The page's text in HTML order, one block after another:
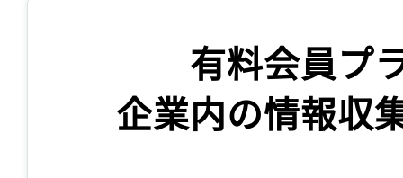
有料会員プ
企業内の情報収